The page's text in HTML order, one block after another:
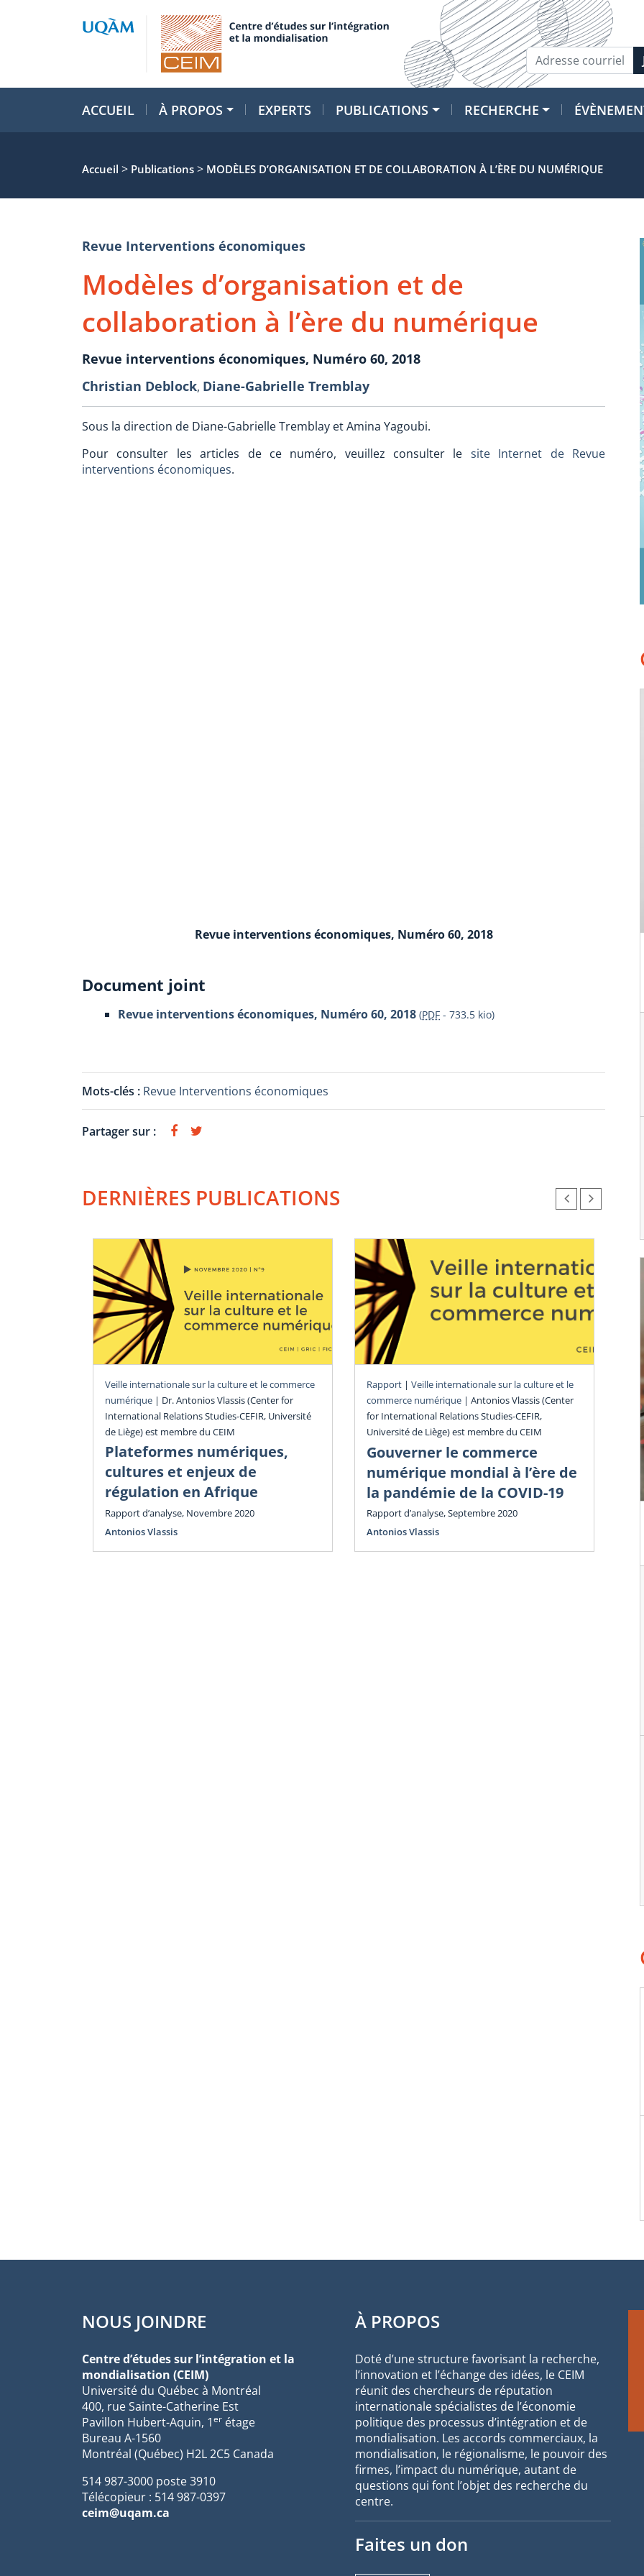
ACCUEIL À PROPOS EXPERTS PUBLICATIONS RECHERCHE
Accueil > Publications > MODÈLES D’ORGANISATION ET DE COLLABORATION À L’ÈRE DU NUMÉRIQUE
Revue Interventions économiques
Modèles d’organisation et de
collaboration à l’ère du numérique
Revue interventions économiques, Numéro 60, 2018
Christian Deblock, Diane-Gabrielle Tremblay
Sous la direction de Diane-Gabrielle Tremblay et Amina Yagoubi.
Pour consulter les articles de ce numéro, veuillez consulter le site Internet de Revue
interventions économiques.
Revue interventions économiques, Numéro 60, 2018
Document joint
Revue interventions économiques, Numéro 60, 2018 (PDF - 733.5 kio)
Mots-clés : Revue Interventions économiques
Partager sur :
DERNIÈRES PUBLICATIONS
Veille internationale sur la culture et le commerce
numérique | Dr. Antonios Vlassis (Center for
International Relations Studies-CEFIR, Université
de Liège) est membre du CEIM
Plateformes numériques,
cultures et enjeux de
régulation en Afrique
Rapport d’analyse, Novembre 2020
Antonios Vlassis
Rapport | Veille internationale sur la culture et le
commerce numérique | Antonios Vlassis (Center
for International Relations Studies-CEFIR,
Université de Liège) est membre du CEIM
Gouverner le commerce
numérique mondial à l’ère de
la pandémie de la COVID-19
Rapport d’analyse, Septembre 2020
Antonios Vlassis
NOUS JOINDRE
Centre d’études sur l’intégration et la
mondialisation (CEIM)
Université du Québec à Montréal
400, rue Sainte-Catherine Est
Pavillon Hubert-Aquin, 1er étage
Bureau A-1560
Montréal (Québec) H2L 2C5 Canada
514 987-3000 poste 3910
Télécopieur : 514 987-0397
ceim@uqam.ca
À PROPOS
Doté d’une structure favorisant la recherche,
l’innovation et l’échange des idées, le CEIM
réunit des chercheurs de réputation
internationale spécialistes de l’économie
politique des processus d’intégration et de
mondialisation. Les accords commerciaux, la
mondialisation, le régionalisme, le pouvoir des
firmes, l’impact du numérique, autant de
questions qui font l’objet des recherche du
centre.
Faites un don